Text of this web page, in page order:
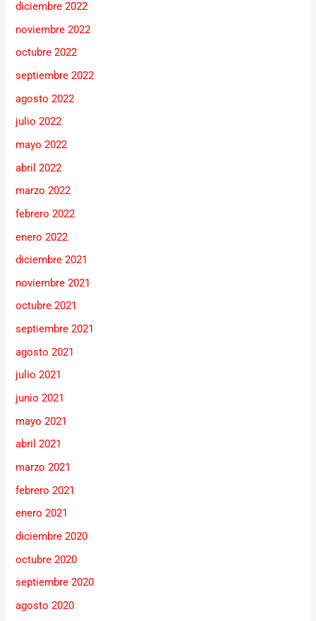
diciembre 2022
noviembre 2022
octubre 2022
septiembre 2022
agosto 2022
julio 2022
mayo 2022
abril 2022
marzo 2022
febrero 2022
enero 2022
diciembre 2021
noviembre 2021
octubre 2021
septiembre 2021
agosto 2021
julio 2021
junio 2021
mayo 2021
abril 2021
marzo 2021
febrero 2021
enero 2021
diciembre 2020
octubre 2020
septiembre 2020
agosto 2020